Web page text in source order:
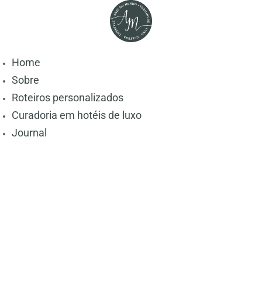
Home
Sobre
Roteiros personalizados
Curadoria em hotéis de luxo
Journal